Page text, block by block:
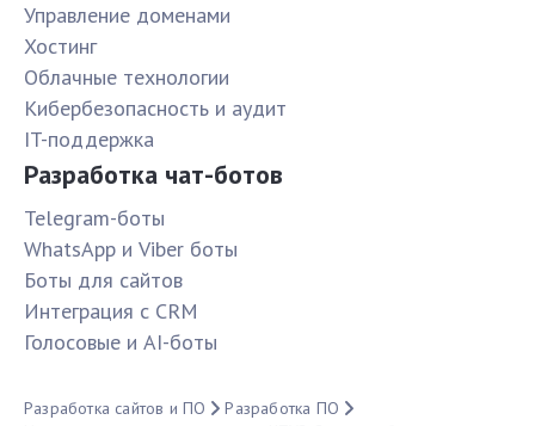
Управление доменами
Хостинг
Облачные технологии
Кибербезопасность и аудит
IT-поддержка
Разработка чат-ботов
Telegram-боты
WhatsApp и Viber боты
Боты для сайтов
Интеграция с CRM
Голосовые и AI-боты
Разработка сайтов и ПО
Разработка ПО